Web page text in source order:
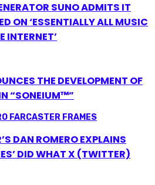
SUNO ADMITS IT
ON ‘ESSENTIALLY ALL MUSIC
INTERNET’
THE DEVELOPMENT OF
“SONEIUM™”
DAN ROMERO EXPLAINS
DID WHAT X (TWITTER)